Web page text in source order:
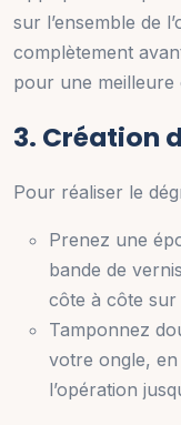
sur l’ensemble de
complètement
pour une meilleure
3. Création
Pour réaliser le
Prenez une
bande de
côte à côte sur
Tamponnez
votre ongle, en
l’opération